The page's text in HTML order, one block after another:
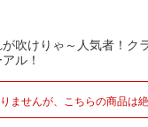
吹けりゃ～人気者！ク
ル！
ませんが、こちらの商品は絶